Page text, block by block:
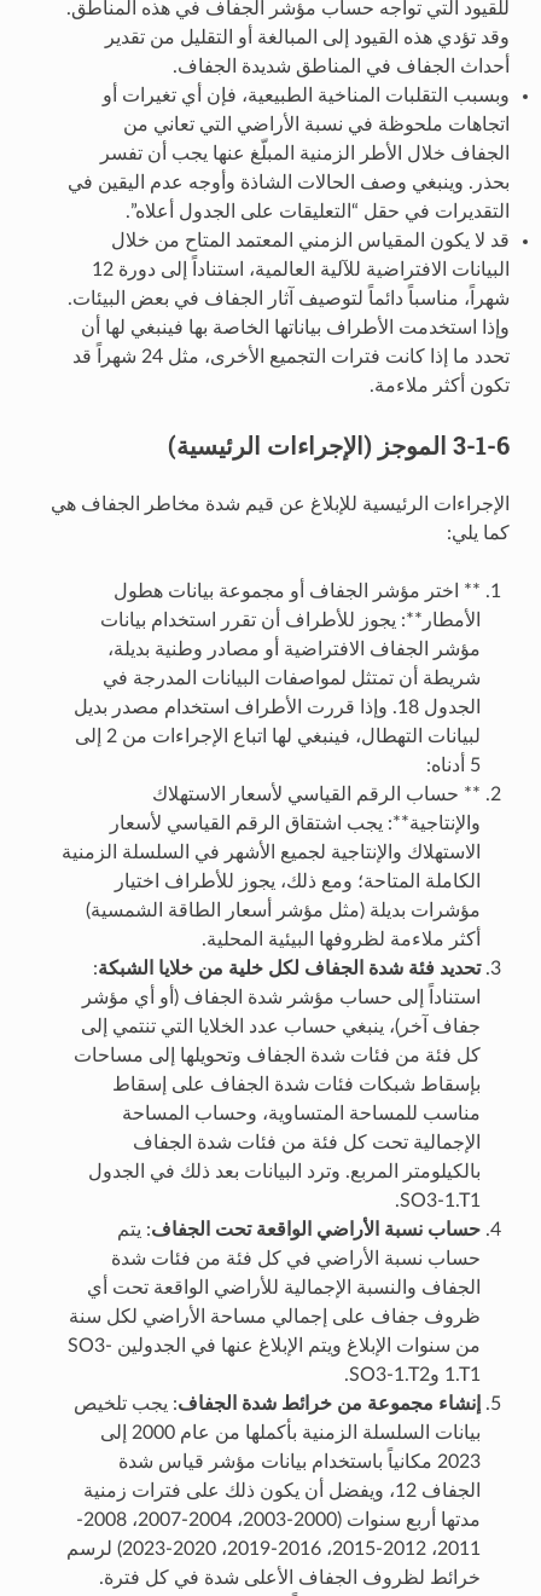
للقيود التي تواجه حساب مؤشر الجفاف في هذه المناطق.
وقد تؤدي هذه القيود إلى المبالغة أو التقليل من تقدير
أحداث الجفاف في المناطق شديدة الجفاف.
وبسبب التقلبات المناخية الطبيعية، فإن أي تغيرات أو
اتجاهات ملحوظة في نسبة الأراضي التي تعاني من
الجفاف خلال الأطر الزمنية المبلّغ عنها يجب أن تفسر
بحذر. وينبغي وصف الحالات الشاذة وأوجه عدم اليقين في
التقديرات في حقل “التعليقات على الجدول أعلاه”.
قد لا يكون المقياس الزمني المعتمد المتاح من خلال
البيانات الافتراضية للآلية العالمية، استناداً إلى دورة 12
شهراً، مناسباً دائماً لتوصيف آثار الجفاف في بعض البيئات.
وإذا استخدمت الأطراف بياناتها الخاصة بها فينبغي لها أن
تحدد ما إذا كانت فترات التجميع الأخرى، مثل 24 شهراً قد
تكون أكثر ملاءمة.
3-1-6 الموجز (الإجراءات الرئيسية)
الإجراءات الرئيسية للإبلاغ عن قيم شدة مخاطر الجفاف هي
كما يلي:
** اختر مؤشر الجفاف أو مجموعة بيانات هطول
الأمطار**: يجوز للأطراف أن تقرر استخدام بيانات
مؤشر الجفاف الافتراضية أو مصادر وطنية بديلة،
شريطة أن تمتثل لمواصفات البيانات المدرجة في
الجدول 18. وإذا قررت الأطراف استخدام مصدر بديل
لبيانات التهطال، فينبغي لها اتباع الإجراءات من 2 إلى
5 أدناه:
** حساب الرقم القياسي لأسعار الاستهلاك
والإنتاجية**: يجب اشتقاق الرقم القياسي لأسعار
الاستهلاك والإنتاجية لجميع الأشهر في السلسلة الزمنية
الكاملة المتاحة؛ ومع ذلك، يجوز للأطراف اختيار
مؤشرات بديلة (مثل مؤشر أسعار الطاقة الشمسية)
أكثر ملاءمة لظروفها البيئية المحلية.
تحديد فئة شدة الجفاف لكل خلية من خلايا الشبكة:
استناداً إلى حساب مؤشر شدة الجفاف (أو أي مؤشر
جفاف آخر)، ينبغي حساب عدد الخلايا التي تنتمي إلى
كل فئة من فئات شدة الجفاف وتحويلها إلى مساحات
بإسقاط شبكات فئات شدة الجفاف على إسقاط
مناسب للمساحة المتساوية، وحساب المساحة
الإجمالية تحت كل فئة من فئات شدة الجفاف
بالكيلومتر المربع. وترد البيانات بعد ذلك في الجدول
SO3-1.T1.
حساب نسبة الأراضي الواقعة تحت الجفاف: يتم
حساب نسبة الأراضي في كل فئة من فئات شدة
الجفاف والنسبة الإجمالية للأراضي الواقعة تحت أي
ظروف جفاف على إجمالي مساحة الأراضي لكل سنة
من سنوات الإبلاغ ويتم الإبلاغ عنها في الجدولين SO3-
1.T1 وSO3-1.T2.
إنشاء مجموعة من خرائط شدة الجفاف: يجب تلخيص
بيانات السلسلة الزمنية بأكملها من عام 2000 إلى
2023 مكانياً باستخدام بيانات مؤشر قياس شدة
الجفاف 12، ويفضل أن يكون ذلك على فترات زمنية
مدتها أربع سنوات (2000-2003، 2004-2007، 2008-
2011، 2012-2015، 2016-2019، 2020-2023) لرسم
خرائط لظروف الجفاف الأعلى شدة في كل فترة.